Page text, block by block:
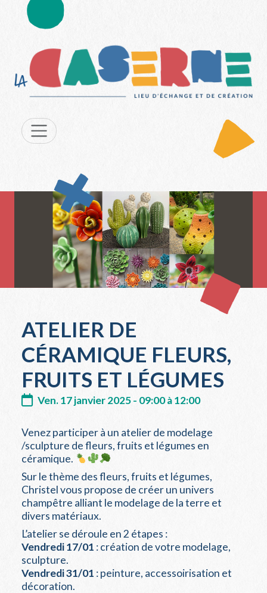
ATELIER DE
CÉRAMIQUE FLEURS,
FRUITS ET LÉGUMES
Ven. 17 janvier 2025 - 09:00 à 12:00
Venez participer à un atelier de modelage
/sculpture de fleurs, fruits et légumes en
céramique.
Sur le thème des fleurs, fruits et légumes,
Christel vous propose de créer un univers
champêtre alliant le modelage de la terre et
divers matériaux.
L’atelier se déroule en 2 étapes :
Vendredi 17/01 : création de votre modelage,
sculpture.
Vendredi31/01 : peinture, accessoirisation et
décoration.